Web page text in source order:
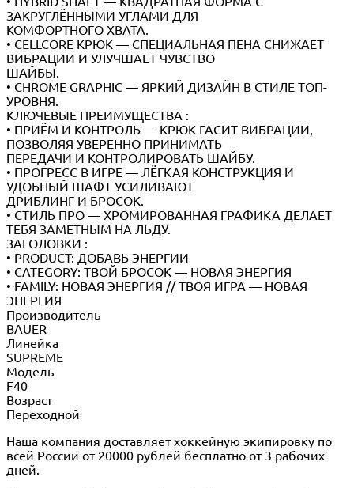
ЗАКРУГЛЁННЫМИ УГЛАМИ ДЛЯ
КОМФОРТНОГО ХВАТА.
• CELLCORE КРЮК — СПЕЦИАЛЬНАЯ ПЕНА СНИЖАЕТ
ВИБРАЦИИ И УЛУЧШАЕТ ЧУВСТВО
ШАЙБЫ.
• CHROME GRAPHIC — ЯРКИЙ ДИЗАЙН В СТИЛЕ ТОП-
УРОВНЯ.
КЛЮЧЕВЫЕ ПРЕИМУЩЕСТВА :
• ПРИЁМ И КОНТРОЛЬ — КРЮК ГАСИТ ВИБРАЦИИ,
ПОЗВОЛЯЯ УВЕРЕННО ПРИНИМАТЬ
ПЕРЕДАЧИ И КОНТРОЛИРОВАТЬ ШАЙБУ.
• ПРОГРЕСС В ИГРЕ — ЛЁГКАЯ КОНСТРУКЦИЯ И
УДОБНЫЙ ШАФТ УСИЛИВАЮТ
ДРИБЛИНГ И БРОСОК.
• СТИЛЬ ПРО — ХРОМИРОВАННАЯ ГРАФИКА ДЕЛАЕТ
ТЕБЯ ЗАМЕТНЫМ НА ЛЬДУ.
ЗАГОЛОВКИ :
• PRODUCT: ДОБАВЬ ЭНЕРГИИ
• CATEGORY: ТВОЙ БРОСОК — НОВАЯ ЭНЕРГИЯ
• FAMILY: НОВАЯ ЭНЕРГИЯ // ТВОЯ ИГРА — НОВАЯ
ЭНЕРГИЯ
Производитель
BAUER
Линейка
SUPREME
Модель
F40
Возраст
Переходной
Наша компания доставляет хоккейную экипировку по
всей России от 20000 рублей бесплатно от 3 рабочих
дней.